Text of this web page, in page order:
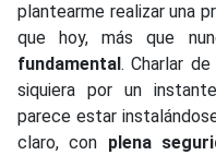
plantearme realizar una
que hoy, más que
fundamental . Charlar
siquiera por un
parece estar
claro, con plena